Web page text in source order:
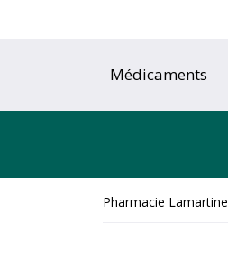
Médicaments
Pharmacie Lamartine